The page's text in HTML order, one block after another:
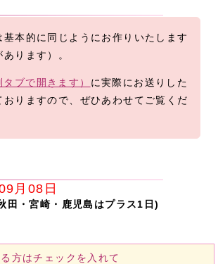
本的に同じようにお作りいたします
あります）。
ブで開きます） に実際にお送りした
おりますので、ぜひあわせてご覧くだ
月08日
田・宮崎・鹿児島はプラス1日)
方はチェックを入れて